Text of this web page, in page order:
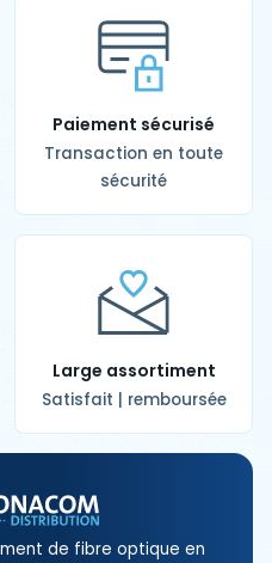
Paiement sécurisé
Transaction en toute
sécurité
Large assortiment
Satisfait | remboursée
de fibre optique en